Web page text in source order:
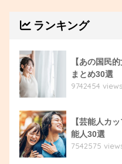
ランキング
【あの国民
まとめ30選
9742454 views
【芸能人カ
能人30選
7542575